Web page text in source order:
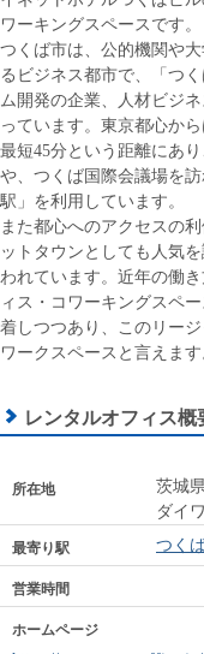
ワーキングスペースです。
つくば市は、公的機関や
るビジネス都市で、「つ
ム開発の企業、人材ビジ
っています。東京都心か
最短45分という距離にあ
や、つくば国際会議場を
駅」を利用しています。
また都心へのアクセスの
ットタウンとしても人気
われています。近年の働
ィス・コワーキングスペ
着しつつあり、このリー
ワークスペースと言えます
レンタルオフィス概
所在地
茨城
ダイ
最寄り駅 つく
営業時間
ホームページ